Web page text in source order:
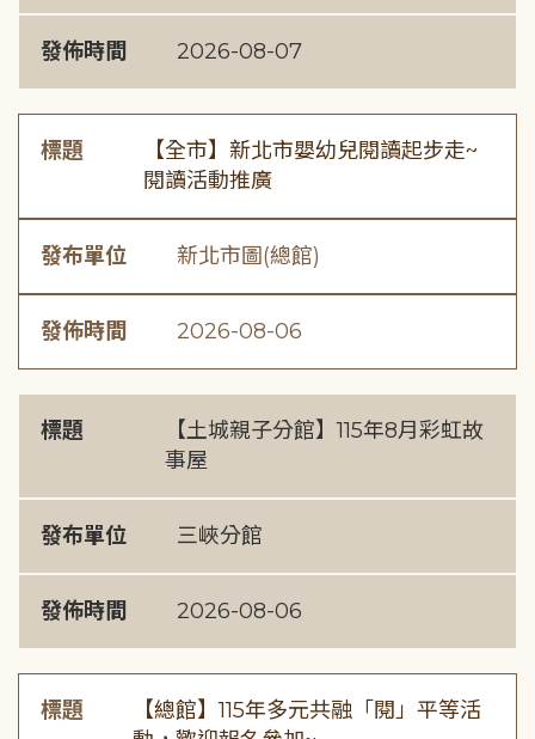
發佈時間 2026-08-07
標題
【全市】新北市嬰幼兒閱讀起步走~
閱讀活動推廣
發布單位 新北市圖(總館)
發佈時間 2026-08-06
標題
【土城親子分館】115年8月彩虹故
事屋
發布單位 三峽分館
發佈時間 2026-08-06
標題
【總館】115年多元共融「閱」平等活